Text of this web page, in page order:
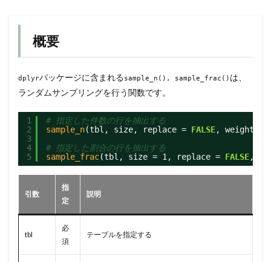
概要
dplyrパッケージに含まれるsample_n(), sample_frac() は、
ランダムサンプリングを行う関数です。
1
2
3
4
5
# 指定した件数の行を抽出する
sample_n(tbl, size, replace = FALSE, weight =
# 指定した割合の行を抽出する
sample_frac(tbl, size = 1, replace = FALSE,
引数
指
定
説明
tbl
必
須
テーブルを指定する